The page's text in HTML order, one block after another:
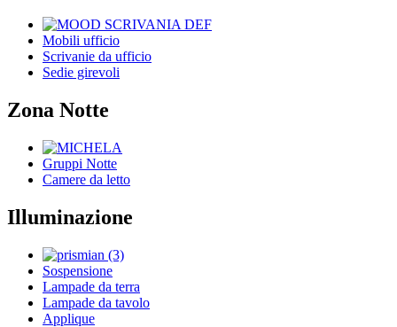
Mobili ufficio
Scrivanie da ufficio
Sedie girevoli
Zona Notte
Gruppi Notte
Camere da letto
Illuminazione
Sospensione
Lampade da terra
Lampade da tavolo
Applique